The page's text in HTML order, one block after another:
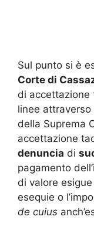
Sul punto si è
Corte di
di accettazione
linee
della Suprema
accettazione
denuncia di
pagamento
di valore
esequie o
de cuius